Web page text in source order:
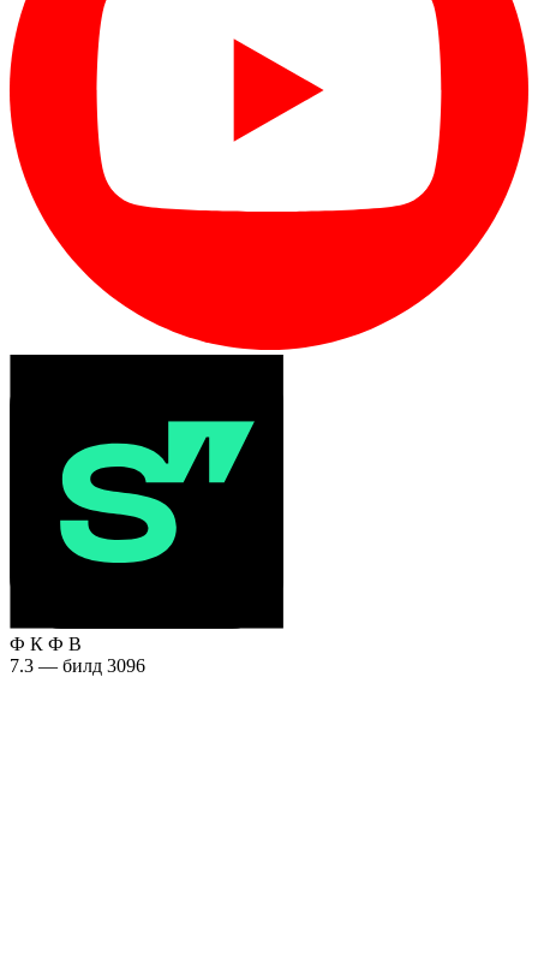
Ф К Ф В
7.3 — билд 3096